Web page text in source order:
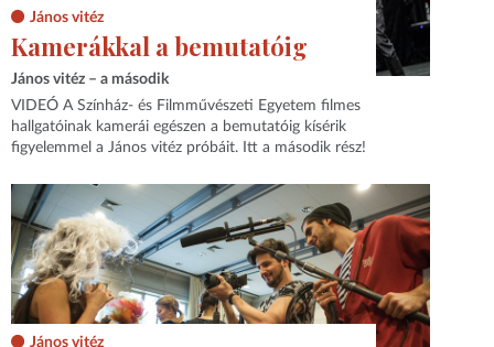
János vitéz
Kamerákkal a bemutatóig
János vitéz – a második
VIDEÓ A Színház- és Filmművészeti Egyetem filmes
hallgatóinak kamerái egészen a bemutatóig kísérik
figyelemmel a János vitéz próbáit. Itt a második rész!
János vitéz